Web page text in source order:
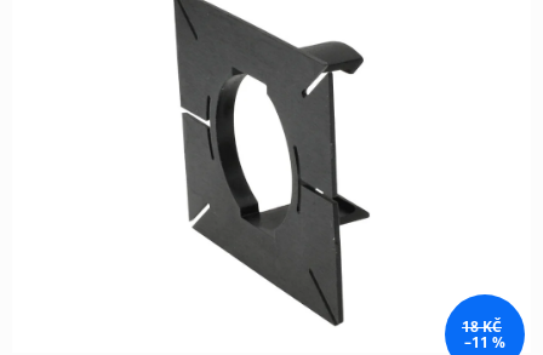
18 KČ
–11 %